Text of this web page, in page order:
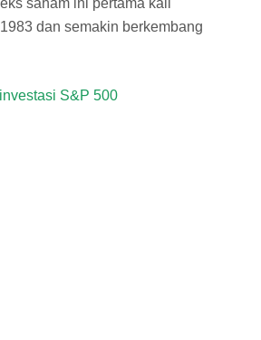
dan semakin berkembang
S&P 500